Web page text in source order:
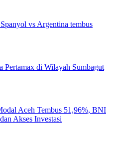
vs Argentina tembus
Pertamax di Wilayah Sumbagut
Aceh Tembus 51,96%, BNI
Akses Investasi